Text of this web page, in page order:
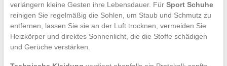
verlängern kleine Gesten ihre Lebensdauer. Für Sport Schuhe
reinigen Sie regelmäßig die Sohlen, um Staub und Schmutz zu
entfernen, lassen Sie sie an der Luft trocknen, vermeiden Sie
Heizkörper und direktes Sonnenlicht, die die Stoffe schädigen
und Gerüche verstärken.